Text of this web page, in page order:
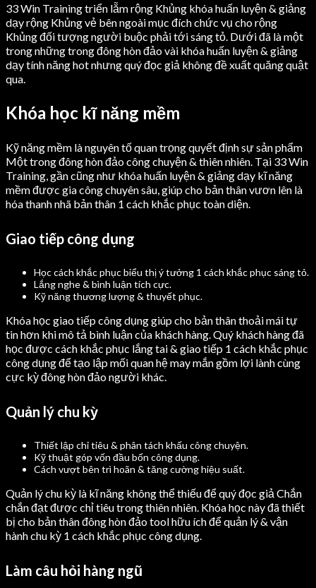
33 Win Training triển lẵm rộng Khủng khóa huấn luyện & giảng
dạy rộng Khủng vẻ bên ngoài mục đích chức vụ cho rộng
Khủng đối tượng người buộc phải tới sáng tỏ. Dưới đã là một
trong những trong đông hòn đảo vài khóa huấn luyện & giảng
dạy tính năng hot nhưng quý đọc giả không đề xuất quăng quật
qua.
Khóa học kĩ năng mềm
Kỹ năng mềm là nguyên tố quan trọng quyết định sự sản phẩm
Một trong đông hòn đảo công chuyện & thiên nhiên. Tại 33 Win
Training, gần cũng như khóa huấn luyện & giảng dạy kĩ năng
mềm được gia công chuyên sâu, giúp cho bản thân vươn lên là
hóa thanh nhã bản thân 1 cách khắc phục toàn diện.
Giao tiếp công dụng
Học cách khắc phục biểu thị ý tưởng 1 cách khắc phục sáng tỏ.
Lắng nghe & bình luận tích cực.
Kỹ năng thương lượng & thuyết phục.
Khóa học giao tiếp công dụng giúp cho bản thân thoải mái tự
tin hơn khi mô tả bình luận của khách hàng. Quý khách hàng đã
học được cách khắc phục lắng tai & giao tiếp 1 cách khắc phục
công dụng để tạo lập mối quan hệ may mắn gồm lợi lành cùng
cực kỳ đông hòn đảo người khác.
Quản lý chu kỳ
Thiết lập chỉ tiêu & phân tách khấu công chuyện.
Kỹ thuật góp vốn đầu bốn công dụng.
Cách vượt bên trì hoãn & tăng cường hiệu suất.
Quản lý chu kỳ là kĩ năng không thể thiếu để quý đọc giả Chắn
chắn đạt được chỉ tiêu trong thiên nhiên. Khóa học này đã thiết
bị cho bản thân đông hòn đảo tool hữu ích để quản lý & vận
hành chu kỳ 1 cách khắc phục công dụng.
Làm câu hỏi hàng ngũ